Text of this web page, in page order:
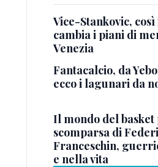
Vice-Stankovic,
cambia i piani di
Venezia
Fantacalcio, da
ecco i lagunari da
Il mondo del
scomparsa di
Franceschin,
e nella vita